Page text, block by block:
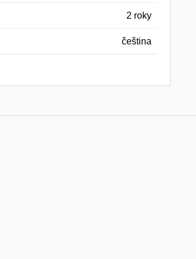
2 roky
čeština